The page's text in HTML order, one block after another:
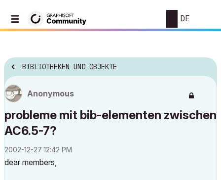
DE
BIBLIOTHEKEN UND OBJEKTE
Anonymous
probleme mit bib-elementen zwischen
AC6.5-7?
‎2002-12-27 12:42 PM
dear members,